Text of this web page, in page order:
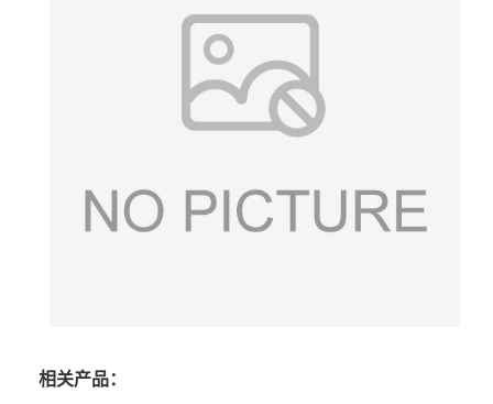
相关产品：